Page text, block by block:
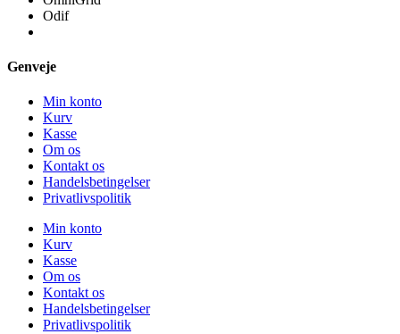
Odif
Genveje
Min konto
Kurv
Kasse
Om os
Kontakt os
Handelsbetingelser
Privatlivspolitik
Min konto
Kurv
Kasse
Om os
Kontakt os
Handelsbetingelser
Privatlivspolitik